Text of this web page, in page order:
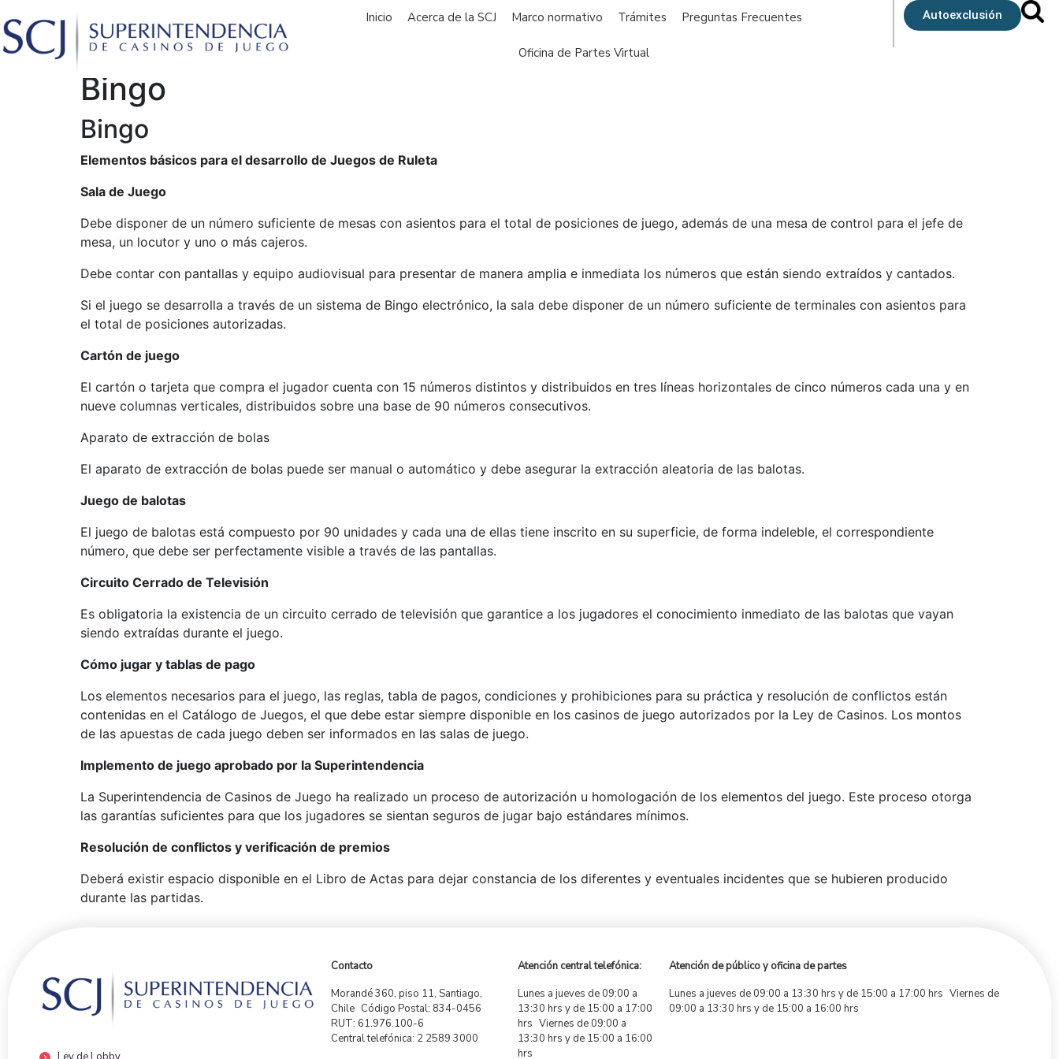
Inicio Acerca de la SCJ Marco normativo Trámites Preguntas Frecuentes
Oficina de Partes Virtual
Autoexclusión
Bingo
Bingo
Elementos básicos para el desarrollo de Juegos de Ruleta
Sala de Juego
Debe disponer de un número suficiente de mesas con asientos para el total de posiciones de juego, además de una mesa de control para el jefe de
mesa, un locutor y uno o más cajeros.
Debe contar con pantallas y equipo audiovisual para presentar de manera amplia e inmediata los números que están siendo extraídos y cantados.
Si el juego se desarrolla a través de un sistema de Bingo electrónico, la sala debe disponer de un número suficiente de terminales con asientos para
el total de posiciones autorizadas.
Cartón de juego
El cartón o tarjeta que compra el jugador cuenta con 15 números distintos y distribuidos en tres líneas horizontales de cinco números cada una y en
nueve columnas verticales, distribuidos sobre una base de 90 números consecutivos.
Aparato de extracción de bolas
El aparato de extracción de bolas puede ser manual o automático y debe asegurar la extracción aleatoria de las balotas.
Juego de balotas
El juego de balotas está compuesto por 90 unidades y cada una de ellas tiene inscrito en su superficie, de forma indeleble, el correspondiente
número, que debe ser perfectamente visible a través de las pantallas.
Circuito Cerrado de Televisión
Es obligatoria la existencia de un circuito cerrado de televisión que garantice a los jugadores el conocimiento inmediato de las balotas que vayan
siendo extraídas durante el juego.
Cómo jugar y tablas de pago
Los elementos necesarios para el juego, las reglas, tabla de pagos, condiciones y prohibiciones para su práctica y resolución de conflictos están
contenidas en el Catálogo de Juegos, el que debe estar siempre disponible en los casinos de juego autorizados por la Ley de Casinos. Los montos
de las apuestas de cada juego deben ser informados en las salas de juego.
Implemento de juego aprobado por la Superintendencia
La Superintendencia de Casinos de Juego ha realizado un proceso de autorización u homologación de los elementos del juego. Este proceso otorga
las garantías suficientes para que los jugadores se sientan seguros de jugar bajo estándares mínimos.
Resolución de conflictos y verificación de premios
Deberá existir espacio disponible en el Libro de Actas para dejar constancia de los diferentes y eventuales incidentes que se hubieren producido
durante las partidas.
Contacto
Morandé 360, piso 11, Santiago,
Chile Código Postal: 834-0456
RUT: 61.976.100-6
Central telefónica: 2 2589 3000
Atención central telefónica:
Lunes a jueves de 09:00 a
13:30 hrs y de 15:00 a 17:00
hrs Viernes de 09:00 a
13:30 hrs y de 15:00 a 16:00
hrs
Atención de público y oficina de partes
Lunes a jueves de 09:00 a 13:30 hrs y de 15:00 a 17:00 hrs Viernes de
09:00 a 13:30 hrs y de 15:00 a 16:00 hrs